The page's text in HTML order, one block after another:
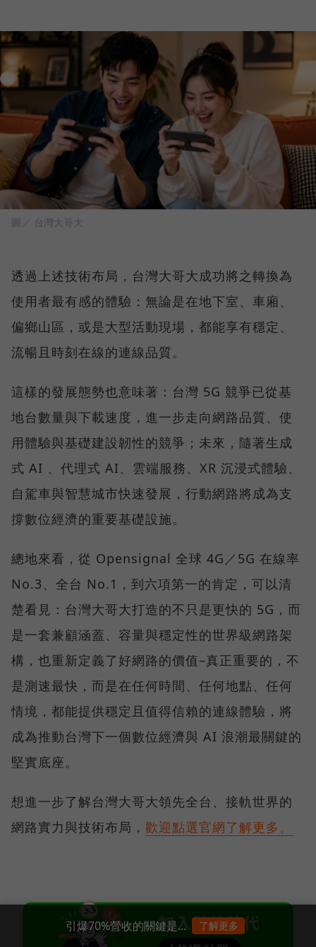
圖／ 台灣大哥大
透過上述技術布局，台灣大哥大成功將之轉換為
使用者最有感的體驗：無論是在地下室、車廂、
偏鄉山區，或是大型活動現場，都能享有穩定、
流暢且時刻在線的連線品質。
這樣的發展態勢也意味著：台灣 5G 競爭已從基
地台數量與下載速度，進一步走向網路品質、使
用體驗與基礎建設韌性的競爭；未來，隨著生成
式 AI 、代理式 AI、雲端服務、XR 沉浸式體驗、
自駕車與智慧城市快速發展，行動網路將成為支
撐數位經濟的重要基礎設施。
總地來看，從 Opensignal 全球 4G／5G 在線率
No.3、全台 No.1，到六項第一的肯定，可以清
楚看見：台灣大哥大打造的不只是更快的 5G，而
是一套兼顧涵蓋、容量與穩定性的世界級網路架
構，也重新定義了好網路的價值–真正重要的，不
是測速最快，而是在任何時間、任何地點、任何
情境，都能提供穩定且值得信賴的連線體驗，將
成為推動台灣下一個數位經濟與 AI 浪潮最關鍵的
堅實底座。
想進一步了解台灣大哥大領先全台、接軌世界的
網路實力與技術布局， 歡迎點選官網了解更多。
引爆70%營收的關鍵是... 了解更多